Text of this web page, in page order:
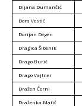
Dijana Dumančić
Dora Vestić
Dorijan Degen
Dragica Šibenik
Drago Đurić
Drago Vajtner
Dražen Černi
Draženka Matić